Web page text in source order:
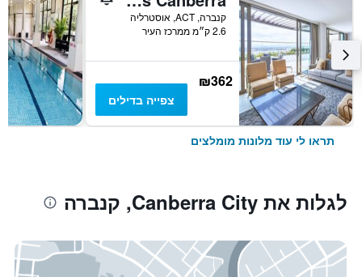
קנברה, ACT, אוסטרליה
2.6 ק״מ ממרכז העיר
₪362
צפייה בדילים
תראו לי עוד מלונות מומלצים
לגלות את Canberra City, קנברה